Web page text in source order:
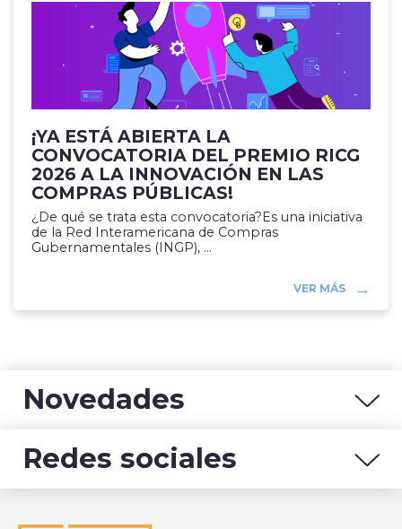
¡YA ESTÁ ABIERTA LA
CONVOCATORIA DEL PREMIO RICG
2026 A LA INNOVACIÓN EN LAS
COMPRAS PÚBLICAS!
¿De qué se trata esta convocatoria?Es una iniciativa
de la Red Interamericana de Compras
Gubernamentales (INGP), ...
VER MÁS
Novedades
Redes sociales